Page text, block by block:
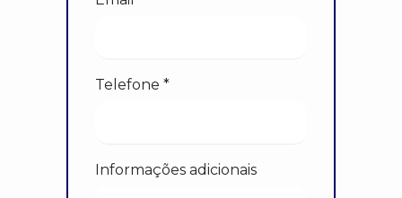
Telefone *
Informações adicionais